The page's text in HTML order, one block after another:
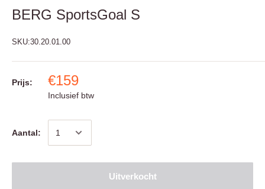
BERG SportsGoal S
SKU:30.20.01.00
Prijs: €159
Inclusief btw
Aantal:
Uitverkocht